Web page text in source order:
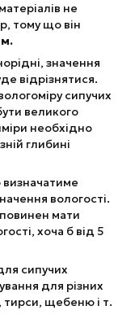
не
тому що він
значення
відрізнятися.
сипучих
великого
необхідно
глибині
вологості.
мати
хоча б від 5
сипучих
для різних
тирси, щебеню і т.